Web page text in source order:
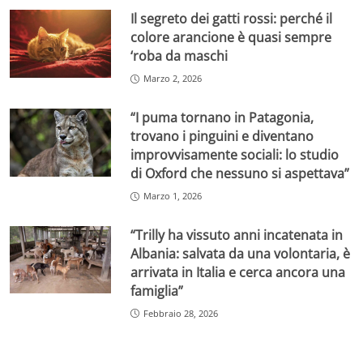
Il segreto dei gatti rossi: perché il
colore arancione è quasi sempre
‘roba da maschi
Marzo 2, 2026
“I puma tornano in Patagonia,
trovano i pinguini e diventano
improvvisamente sociali: lo studio
di Oxford che nessuno si aspettava”
Marzo 1, 2026
“Trilly ha vissuto anni incatenata in
Albania: salvata da una volontaria, è
arrivata in Italia e cerca ancora una
famiglia”
Febbraio 28, 2026